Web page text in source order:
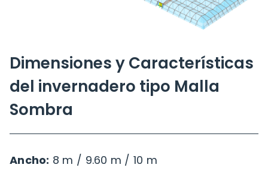
Dimensiones y Características
del invernadero tipo Malla
Sombra
Ancho: 8 m / 9.60 m / 10 m